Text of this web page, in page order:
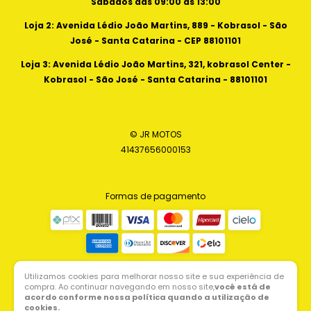
Loja 2: Avenida Lédio João Martins, 889 - Kobrasol - São
José - Santa Catarina - CEP 88101101
Loja 3: Avenida Lédio João Martins, 321, kobrasol Center -
Kobrasol - São José - Santa Catarina - 88101101
© JR MOTOS
41437656000153
Formas de pagamento
Utilizamos cookies para melhorar nosso site e sua experiência de
compra. Ao continuar navegando em nosso site,você está de
acordo conforme nossa política quando a utilização de
cookies.